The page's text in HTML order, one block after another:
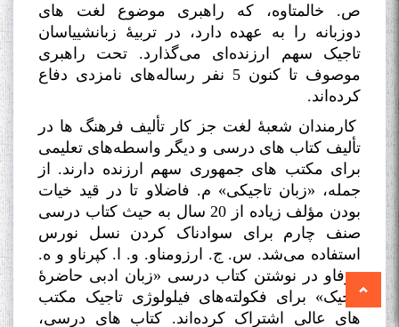
ص. خالمتاوه، که راهبری موضوع لغت های
دوزبانه را به عهده دارد، در تربیۀ زبانشییاسان
تاجیک سهم ارزنده‌ای می‌گذارد. تحت راهبری
موصوف تا کنون 5 نفر رساله‌های نامزدی دفاع
کرده‌اند.
کارمندان شعبۀ لغت جز کار تألیف فرهنگ ها در
تألیف کتاب های درسی و دیگر واسطه‌های تعلیمی
برای مکتب های جمهوری سهم ارزنده دارند. از
جمله، «زبان تاجیکی» م. فاضلاو تا در قید خیات
بودن مؤلف زیاده از 20 سال به حیث کتاب درسی
صنف چارم برای سوادناک کردن نسل نورس
استفاده می‌شد. س. ج. ارزومناو. و. ا. کپرناو و ه.
روفاو در نوشتن کتاب درسی «زبان ادبی حاضرۀ
تاجیک» برای فکولته‌های فیلولوژی تاجیک مکتب
های عالی اشتراک کرده‌اند. کتاب های درسی،